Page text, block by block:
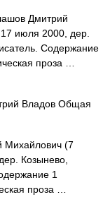
Дмитрий
июля 2000, дер.
Содержание
проза …
Владов Общая
(7
Козынево,
1
проза …